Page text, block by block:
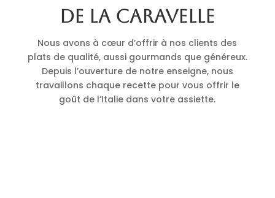
de La Caravelle
Nous avons à cœur d’offrir à nos clients des
plats de qualité, aussi gourmands que généreux.
Depuis l’ouverture de notre enseigne, nous
travaillons chaque recette pour vous offrir le
goût de l’Italie dans votre assiette.